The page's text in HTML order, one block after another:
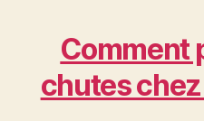
Comment
chutes